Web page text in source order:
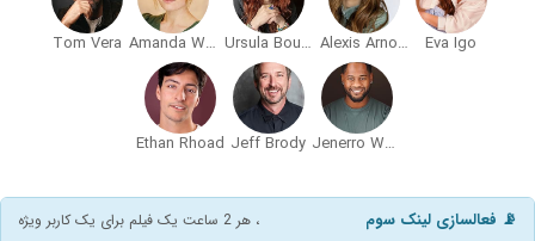
Eva Igo
Alexis Arnold
Ursula Boutwell
Amanda Williams Pfeiffer
Tom Vera
Jenerro Wade
Jeff Brody
Ethan Rhoad
📡 فعالسازی لینک سوم ، هر 2 ساعت یک فیلم برای یک کاربر ویژه